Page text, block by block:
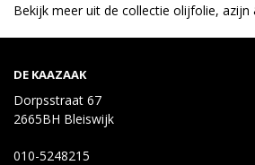
Bekijk meer uit de collectie olijfolie, azijn
DE KAAZAAK
Dorpsstraat 67
2665BH Bleiswijk
010-5248215